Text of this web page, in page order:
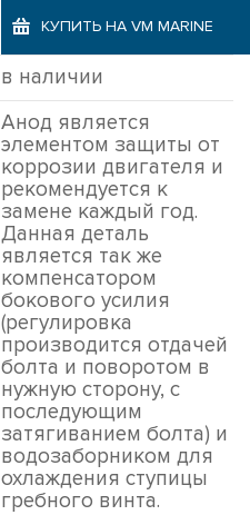
КУПИТЬ НА VM MARINE
в наличии
Анод является
элементом защиты от
коррозии двигателя и
рекомендуется к
замене каждый год.
Данная деталь
является так же
компенсатором
бокового усилия
(регулировка
производится отдачей
болта и поворотом в
нужную сторону, с
последующим
затягиванием болта) и
водозаборником для
охлаждения ступицы
гребного винта.